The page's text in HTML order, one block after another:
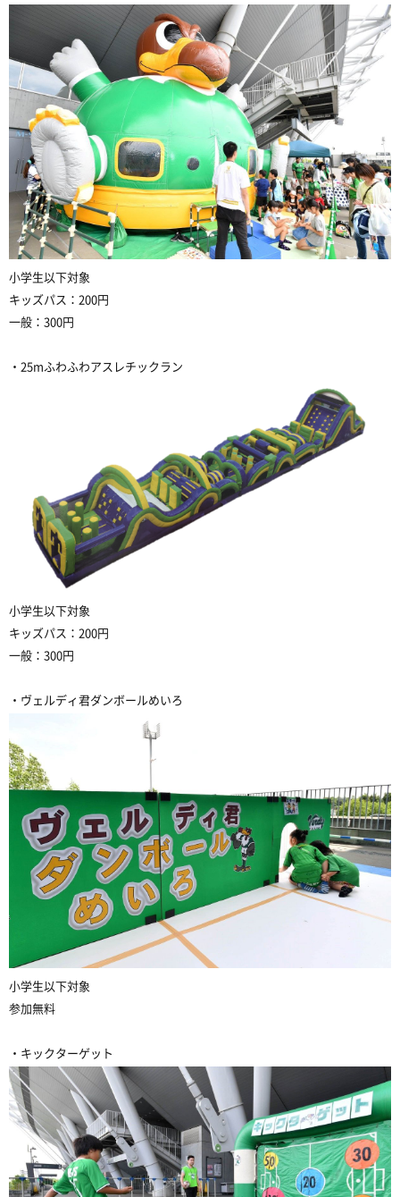
小学生以下対象
キッズパス：200円
一般：300円
・25mふわふわアスレチックラン
小学生以下対象
キッズパス：200円
一般：300円
・ヴェルディ君ダンボールめいろ
小学生以下対象
参加無料
・キックターゲット